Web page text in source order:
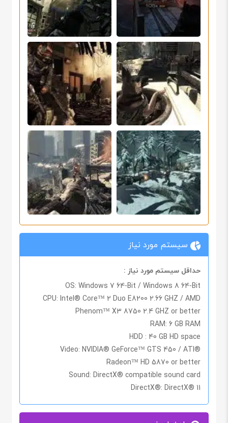
سیستم مورد نیاز
حداقل سیستم مورد نیاز :
OS: Windows 7 64-Bit / Windows 8 64-Bit
CPU: Intel® Core™ 2 Duo E8200 2.66 GHZ / AMD
Phenom™ X3 8750 2.4 GHZ or better
RAM: 6 GB RAM
HDD : 40 GB HD space
Video: NVIDIA® GeForce™ GTS 450 / ATI®
Radeon™ HD 5870 or better
Sound: DirectX® compatible sound card
DirectX®: DirectX® 11